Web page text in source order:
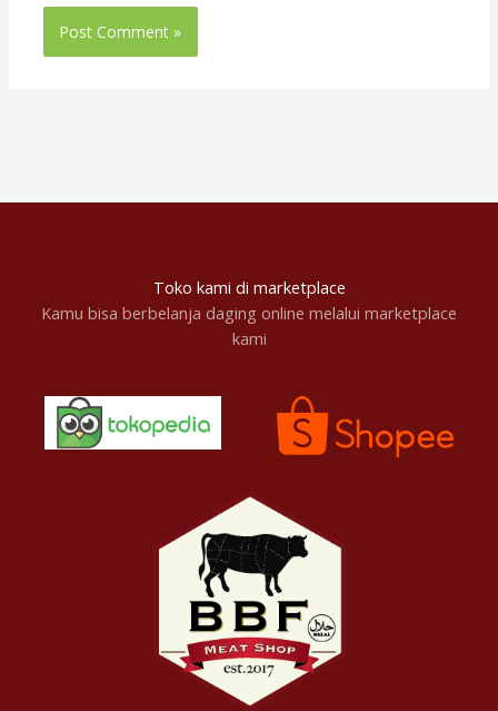
Toko kami di marketplace
Kamu bisa berbelanja daging online melalui marketplace
kami